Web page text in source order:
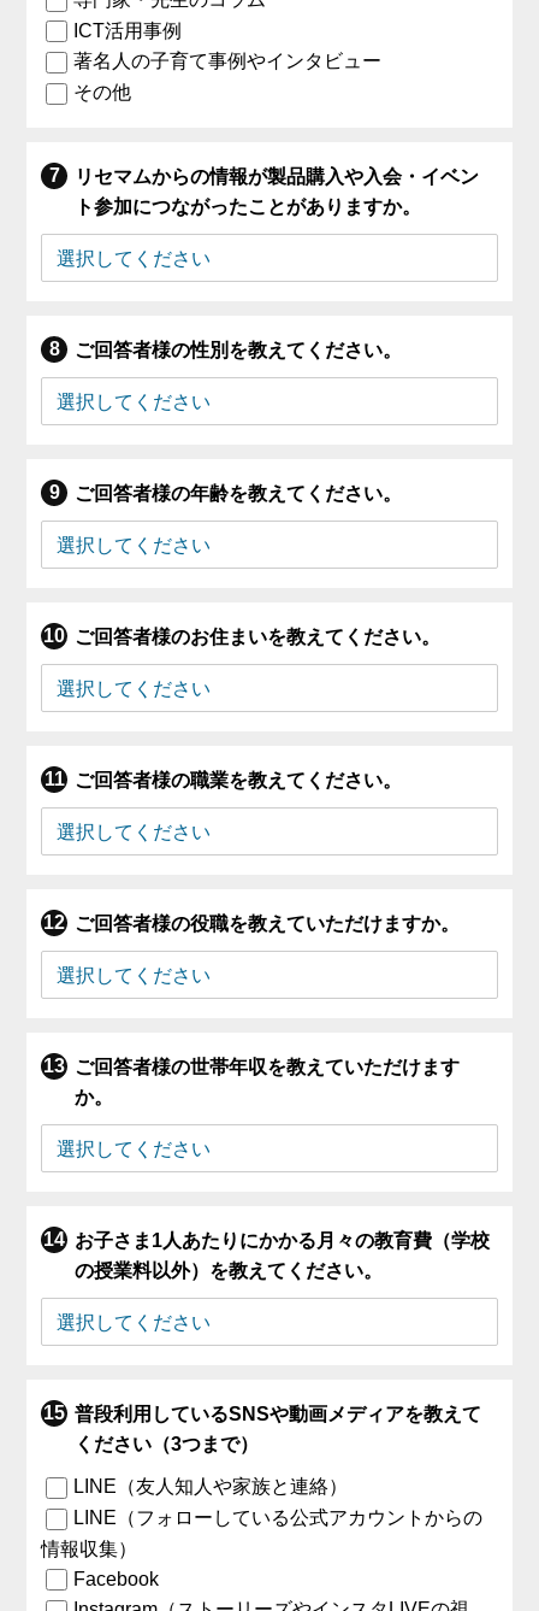
ICT活用事例
著名人の子育て事例やインタビュー
その他
リセマムからの情報が製品購入や入会・イベン
ト参加につながったことがありますか。
ご回答者様の性別を教えてください。
ご回答者様の年齢を教えてください。
ご回答者様のお住まいを教えてください。
ご回答者様の職業を教えてください。
ご回答者様の役職を教えていただけますか。
ご回答者様の世帯年収を教えていただけます
か。
お子さま1人あたりにかかる月々の教育費（学校
の授業料以外）を教えてください。
普段利用しているSNSや動画メディアを教えて
ください（3つまで）
LINE（友人知人や家族と連絡）
LINE（フォローしている公式アカウントからの
情報収集）
Facebook